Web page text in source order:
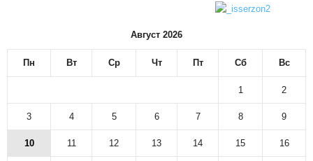
Август 2026
Пн Вт Ср Чт Пт Сб Вс
1 2
3 4 5 6 7 8 9
10 11 12 13 14 15 16